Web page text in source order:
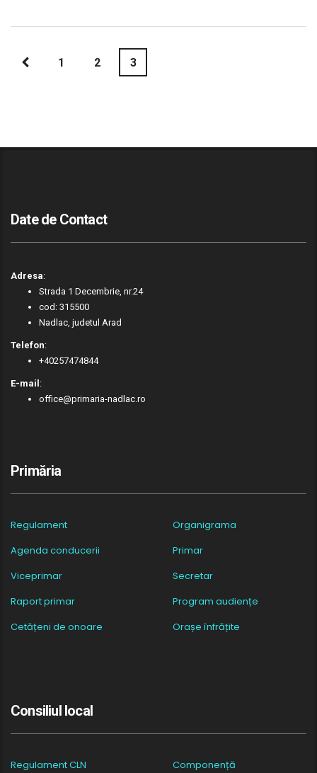
1 2 3
Date de Contact
Adresa:
Strada 1 Decembrie, nr.24
cod: 315500
Nadlac, judetul Arad
Telefon:
+40257474844
E-mail :
office@primaria-nadlac.ro
Primăria
Regulament
Organigrama
Agenda conducerii
Primar
Viceprimar
Secretar
Raport primar
Program audiențe
Cetățeni de onoare
Orașe înfrățite
Consiliul local
Regulament CLN
Componență